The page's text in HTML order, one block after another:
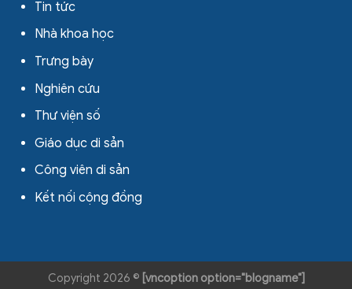
Tin tức
Nhà khoa học
Trưng bày
Nghiên cứu
Thư viện số
Giáo dục di sản
Công viên di sản
Kết nối cộng đồng
Copyright 2026 © [vncoption option="blogname"]